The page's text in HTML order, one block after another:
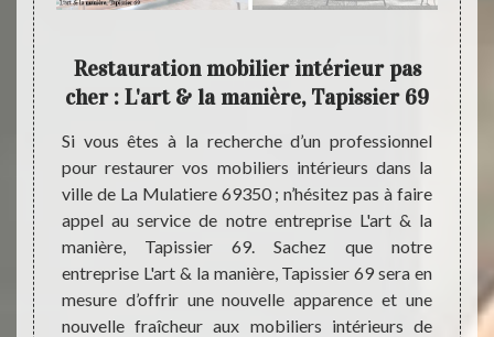
peut
à
à
votre
Restauration mobilier intérieur pas
cher : L'art & la manière, Tapissier 69
Si vous êtes à la recherche d’un professionnel
pour restaurer vos mobiliers intérieurs dans la
ville de La Mulatiere 69350 ; n’hésitez pas à faire
appel au service de notre entreprise L'art & la
manière, Tapissier 69. Sachez que notre
entreprise L'art & la manière, Tapissier 69 sera en
mesure d’offrir une nouvelle apparence et une
nouvelle fraîcheur aux mobiliers intérieurs de
69,
vos
de la
69
à un